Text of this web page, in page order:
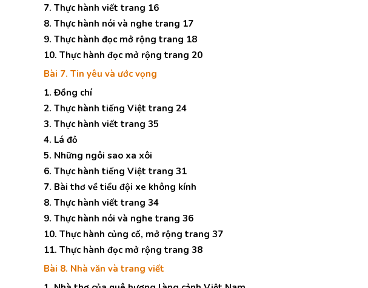
7. Thực hành viết trang 16
8. Thực hành nói và nghe trang 17
9. Thực hành đọc mở rộng trang 18
10. Thực hành đọc mở rộng trang 20
Bài 7. Tin yêu và ước vọng
1. Đồng chí
2. Thực hành tiếng Việt trang 24
3. Thực hành viết trang 35
4. Lá đỏ
5. Những ngôi sao xa xôi
6. Thực hành tiếng Việt trang 31
7. Bài thơ về tiểu đội xe không kính
8. Thực hành viết trang 34
9. Thực hành nói và nghe trang 36
10. Thực hành củng cố, mở rộng trang 37
11. Thực hành đọc mở rộng trang 38
Bài 8. Nhà văn và trang viết